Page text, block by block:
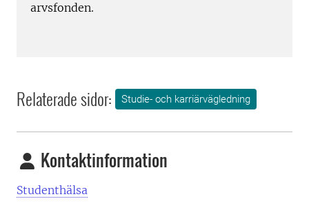
arvsfonden.
Relaterade sidor: Studie- och karriärvägledning
Kontaktinformation
Studenthälsa